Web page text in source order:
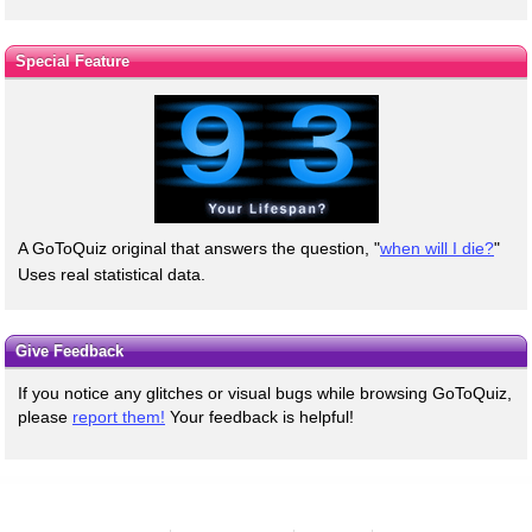
Special Feature
A GoToQuiz original that answers the question, "when will I die?"
Uses real statistical data.
Give Feedback
If you notice any glitches or visual bugs while browsing GoToQuiz,
please report them! Your feedback is helpful!